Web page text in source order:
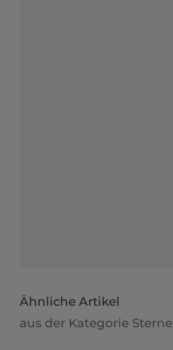
Ähnliche Artikel
aus der Kategorie Sterne